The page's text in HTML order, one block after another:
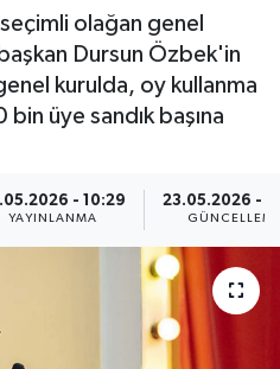
olağan genel
Dursun Özbek'in
kurulda, oy kullanma
bin üye sandık başına
- 10:29
YAYINLANMA
23.05.2026 -
Yayın izle